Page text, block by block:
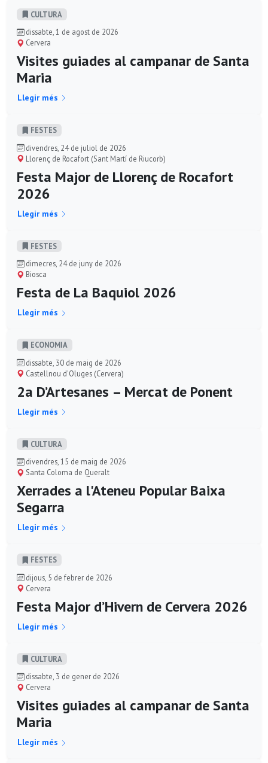
CULTURA
dissabte, 1 de agost de 2026
Cervera
Visites guiades al campanar de Santa
Maria
Llegir més
FESTES
divendres, 24 de juliol de 2026
Llorenç de Rocafort (Sant Martí de Riucorb)
Festa Major de Llorenç de Rocafort
2026
Llegir més
FESTES
dimecres, 24 de juny de 2026
Biosca
Festa de La Baquiol 2026
Llegir més
ECONOMIA
dissabte, 30 de maig de 2026
Castellnou d'Oluges (Cervera)
2a D’Artesanes – Mercat de Ponent
Llegir més
CULTURA
divendres, 15 de maig de 2026
Santa Coloma de Queralt
Xerrades a l'Ateneu Popular Baixa
Segarra
Llegir més
FESTES
dijous, 5 de febrer de 2026
Cervera
Festa Major d’Hivern de Cervera 2026
Llegir més
CULTURA
dissabte, 3 de gener de 2026
Cervera
Visites guiades al campanar de Santa
Maria
Llegir més